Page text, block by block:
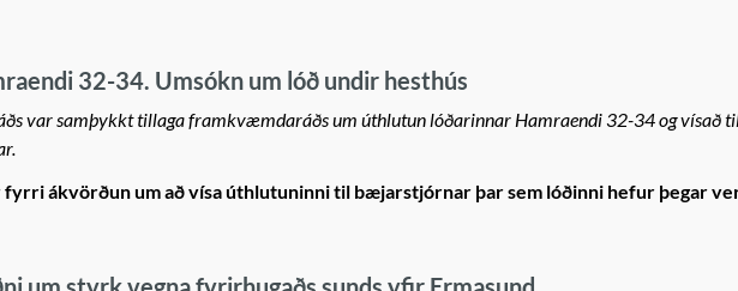
32-34. Umsókn um lóð undir hesthús
var samþykkt tillaga framkvæmdaráðs um úthlutun lóðarinnar Hamraendi 32-34 og vísað
ákvörðun um að vísa úthlutuninni til bæjarstjórnar þar sem lóðinni hefur þegar